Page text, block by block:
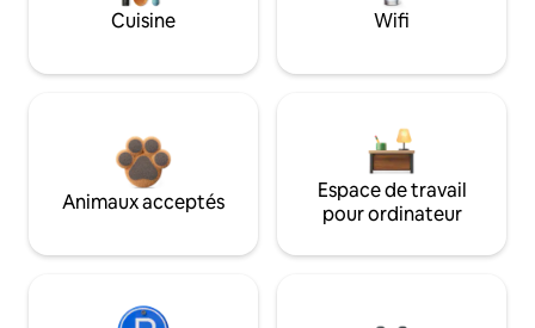
Cuisine Wifi
Animaux acceptés
Espace de travail
pour ordinateur